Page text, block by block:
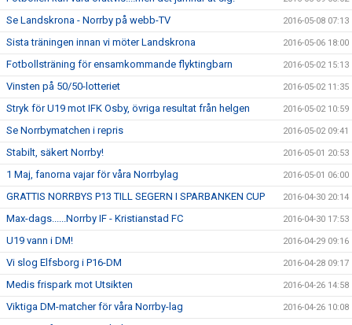
Se Landskrona - Norrby på webb-TV 2016-05-08 07:13
Sista träningen innan vi möter Landskrona 2016-05-06 18:00
Fotbollsträning för ensamkommande flyktingbarn 2016-05-02 15:13
Vinsten på 50/50-lotteriet 2016-05-02 11:35
Stryk för U19 mot IFK Osby, övriga resultat från helgen 2016-05-02 10:59
Se Norrbymatchen i repris 2016-05-02 09:41
Stabilt, säkert Norrby! 2016-05-01 20:53
1 Maj, fanorna vajar för våra Norrbylag 2016-05-01 06:00
GRATTIS NORRBYS P13 TILL SEGERN I SPARBANKEN CUP 2016-04-30 20:14
Max-dags......Norrby IF - Kristianstad FC 2016-04-30 17:53
U19 vann i DM! 2016-04-29 09:16
Vi slog Elfsborg i P16-DM 2016-04-28 09:17
Medis frispark mot Utsikten 2016-04-26 14:58
Viktiga DM-matcher för våra Norrby-lag 2016-04-26 10:08